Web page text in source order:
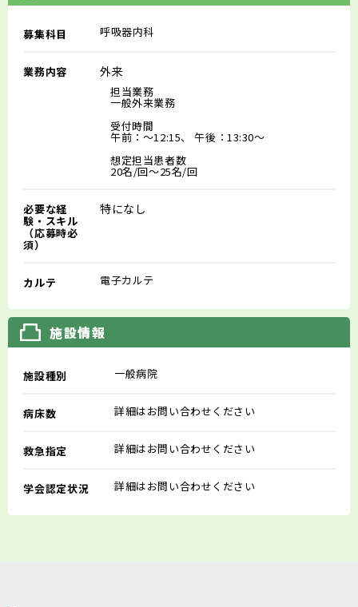
募集科目 呼吸器内科
業務内容 外来
担当業務
一般外来業務
受付時間
午前：～12:15、 午後：13:30～
想定担当患者数
20名/回～25名/回
必要な経
験・スキル
（応募時必
須）
特になし
カルテ 電子カルテ
施設情報
施設種別 一般病院
病床数 詳細はお問い合わせください
救急指定 詳細はお問い合わせください
学会認定状況 詳細はお問い合わせください